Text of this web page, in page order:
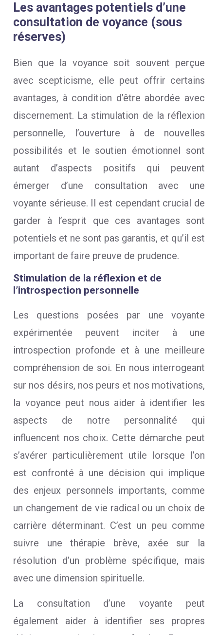
Les avantages potentiels d’une
consultation de voyance (sous
réserves)
Bien que la voyance soit souvent perçue
avec scepticisme, elle peut offrir certains
avantages, à condition d’être abordée avec
discernement. La stimulation de la réflexion
personnelle, l’ouverture à de nouvelles
possibilités et le soutien émotionnel sont
autant d’aspects positifs qui peuvent
émerger d’une consultation avec une
voyante sérieuse. Il est cependant crucial de
garder à l’esprit que ces avantages sont
potentiels et ne sont pas garantis, et qu’il est
important de faire preuve de prudence.
Stimulation de la réflexion et de
l’introspection personnelle
Les questions posées par une voyante
expérimentée peuvent inciter à une
introspection profonde et à une meilleure
compréhension de soi. En nous interrogeant
sur nos désirs, nos peurs et nos motivations,
la voyance peut nous aider à identifier les
aspects de notre personnalité qui
influencent nos choix. Cette démarche peut
s’avérer particulièrement utile lorsque l’on
est confronté à une décision qui implique
des enjeux personnels importants, comme
un changement de vie radical ou un choix de
carrière déterminant. C’est un peu comme
suivre une thérapie brève, axée sur la
résolution d’un problème spécifique, mais
avec une dimension spirituelle.
La consultation d’une voyante peut
également aider à identifier ses propres